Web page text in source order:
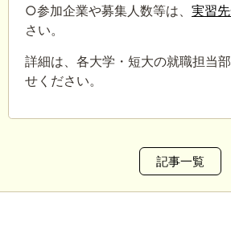
○参加企業や募集人数等は、 実習
さい。
詳細は、各大学・短大の就職担当
せください。
記事一覧